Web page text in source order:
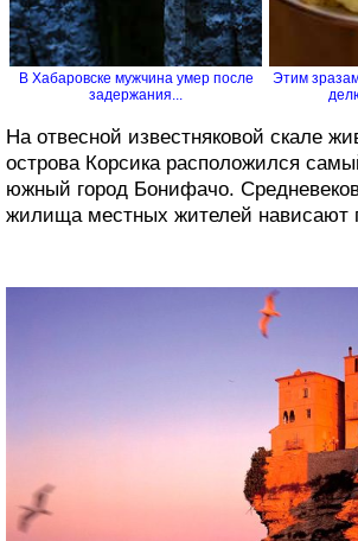
В Хабаровске мужчина умер после
задержания...
Этим
На отвесной известняковой скале
острова Корсика расположился
южный город Бонифачо.
жилища местных жителей нависают